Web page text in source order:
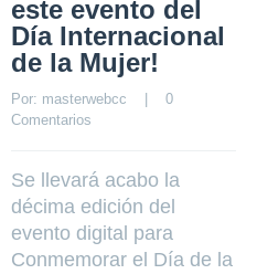
este evento del
Día Internacional
de la Mujer!
Por: masterwebcc
0
Comentarios
Se llevará acabo la
décima edición del
evento digital para
Conmemorar el Día de la